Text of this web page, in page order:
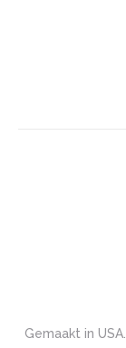
Gemaakt in USA.